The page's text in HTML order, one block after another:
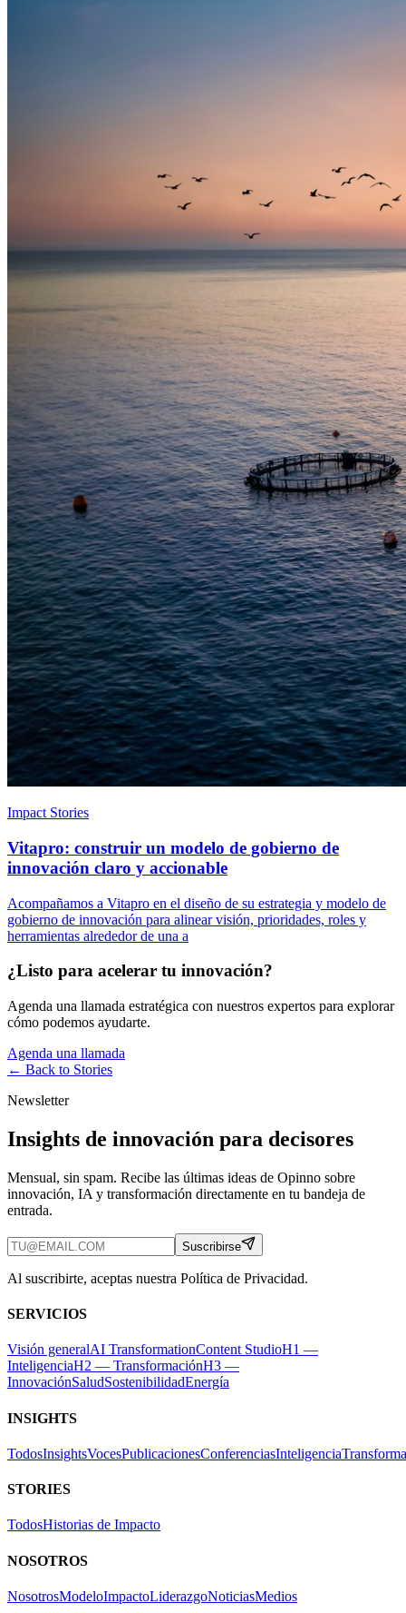
Impact Stories
Vitapro: construir un modelo de gobierno de
innovación claro y accionable
Acompañamos a Vitapro en el diseño de su estrategia y modelo de
gobierno de innovación para alinear visión, prioridades, roles y
herramientas alrededor de una a
¿Listo para acelerar tu innovación?
Agenda una llamada estratégica con nuestros expertos para explorar
cómo podemos ayudarte.
Agenda una llamada
← Back to Stories
Newsletter
Insights de innovación para decisores
Mensual, sin spam. Recibe las últimas ideas de Opinno sobre
innovación, IA y transformación directamente en tu bandeja de
entrada.
Suscribirse
Al suscribirte, aceptas nuestra Política de Privacidad.
SERVICIOS
Visión generalAI TransformationContent StudioH1 —
InteligenciaH2 — TransformaciónH3 —
InnovaciónSaludSostenibilidadEnergía
INSIGHTS
TodosInsightsVocesPublicacionesConferenciasInteligencia
STORIES
TodosHistorias de Impacto
NOSOTROS
NosotrosModeloImpactoLiderazgoNoticiasMedios